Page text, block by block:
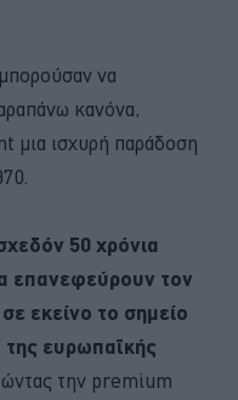
να
κανόνα,
μια ισχυρή παράδοση
50 χρόνια
επανεφεύρουν τον
εκείνο το σημείο
της ευρωπαϊκής
την premium